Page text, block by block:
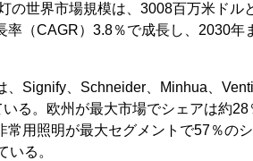
の世界市場規模は、3008百万米ドル
率（CAGR）3.8％で成長し、2030年
Signify、Schneider、Minhua、
いる。欧州が最大市場でシェアは約
常用照明が最大セグメントで57％の
いる。